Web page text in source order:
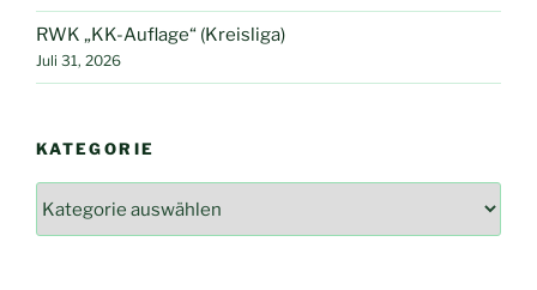
RWK „KK-Auflage“ (Kreisliga)
Juli 31, 2026
KATEGORIE